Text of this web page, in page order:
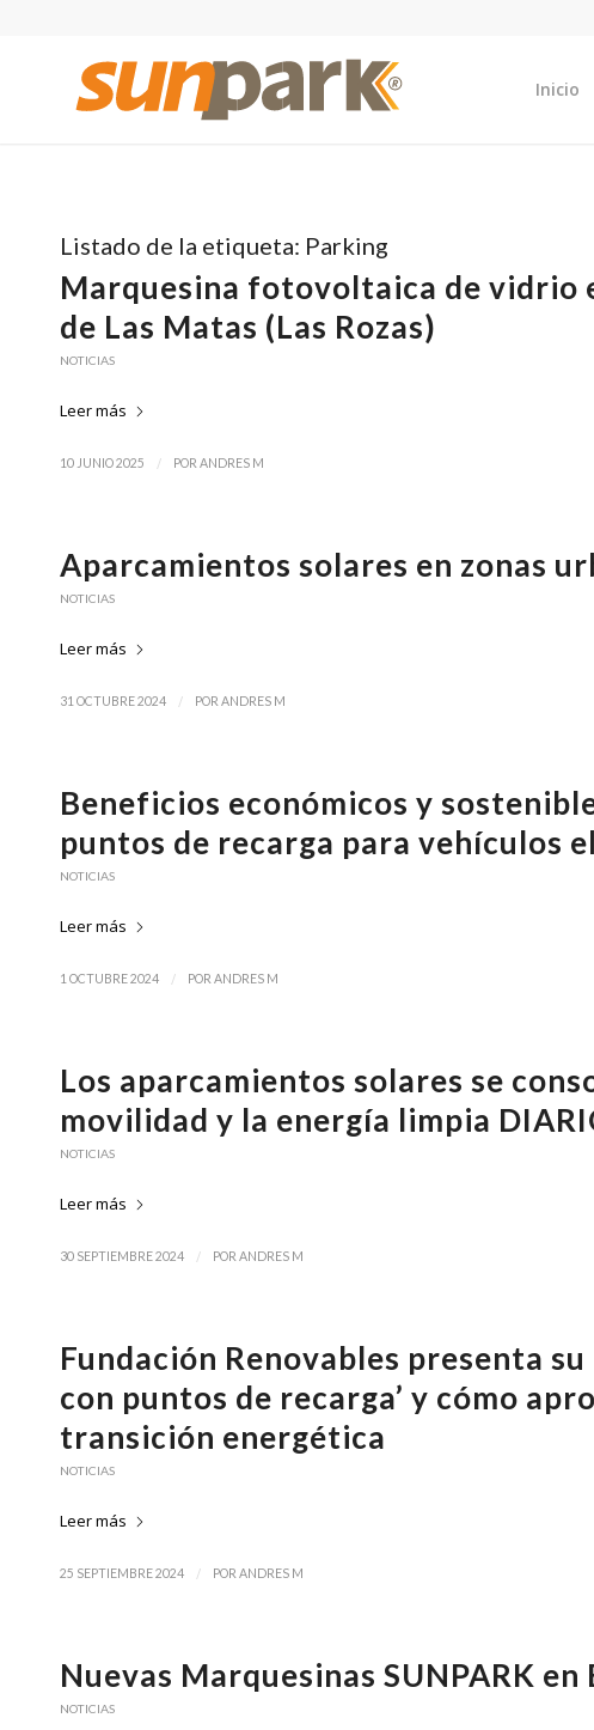
Inicio
Listado de la etiqueta: Parking
Marquesina fotovoltaica de vidrio
de Las Matas (Las Rozas)
NOTICIAS
Leer más
10 JUNIO 2025 / POR ANDRES M
Aparcamientos solares en zonas
NOTICIAS
Leer más
31 OCTUBRE 2024 / POR ANDRES M
Beneficios económicos y
puntos de recarga para vehículos
NOTICIAS
Leer más
1 OCTUBRE 2024 / POR ANDRES M
Los aparcamientos solares se
movilidad y la energía limpia
NOTICIAS
Leer más
30 SEPTIEMBRE 2024 / POR ANDRES M
Fundación Renovables presenta
con puntos de recarga’ y cómo
transición energética
NOTICIAS
Leer más
25 SEPTIEMBRE 2024 / POR ANDRES M
Nuevas Marquesinas SUNPARK en
NOTICIAS